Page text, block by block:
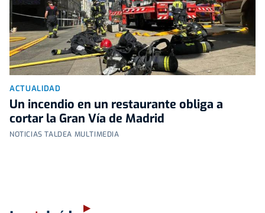
ACTUALIDAD
Un incendio en un restaurante obliga a
cortar la Gran Vía de Madrid
NOTICIAS TALDEA MULTIMEDIA